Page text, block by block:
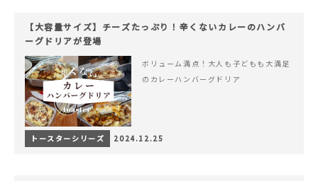
【大容量サイズ】チーズたっぷり！辛くないカレーのハンバ
ーグドリアが登場
ボリューム満点！大人も子どもも大満足
のカレーハンバーグドリア
トースターシリーズ 2024.12.25